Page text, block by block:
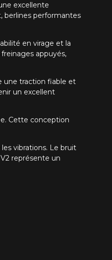
excellente
berlines performantes
en virage et la
appuyés,
une traction fiable et
un excellent
Cette conception
vibrations. Le bruit
représente un